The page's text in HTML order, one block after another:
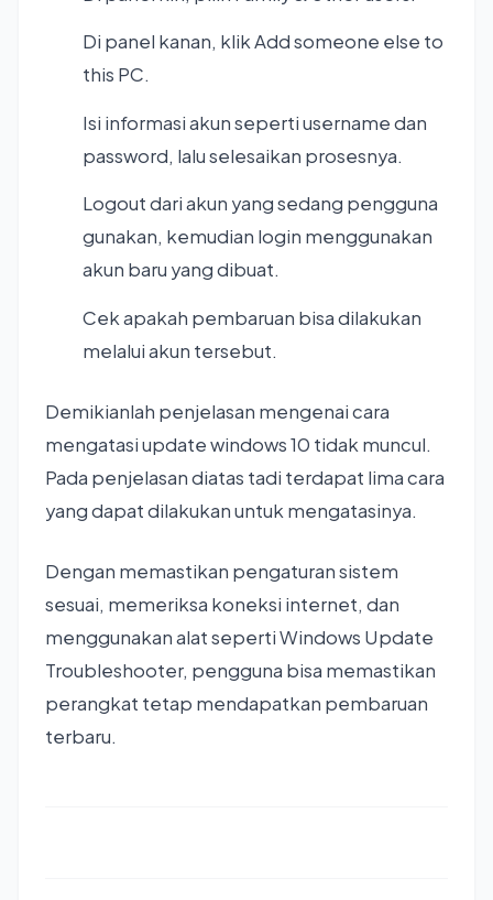
Di panel kanan, klik Add someone else to
this PC.
Isi informasi akun seperti username dan
password, lalu selesaikan prosesnya.
Logout dari akun yang sedang pengguna
gunakan, kemudian login menggunakan
akun baru yang dibuat.
Cek apakah pembaruan bisa dilakukan
melalui akun tersebut.
Demikianlah penjelasan mengenai cara
mengatasi update windows 10 tidak muncul.
Pada penjelasan diatas tadi terdapat lima cara
yang dapat dilakukan untuk mengatasinya.
Dengan memastikan pengaturan sistem
sesuai, memeriksa koneksi internet, dan
menggunakan alat seperti Windows Update
Troubleshooter, pengguna bisa memastikan
perangkat tetap mendapatkan pembaruan
terbaru.